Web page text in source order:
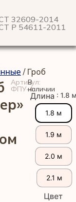
32609-2014
Р 54611-2011
/ Гроб
Артикул:
ФПУ-4
В
наличии
Длина : 1.8
1.8 м
1.9 м
2.0 м
2.1 м
Цвет